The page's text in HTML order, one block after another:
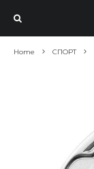
Home СПОРТ